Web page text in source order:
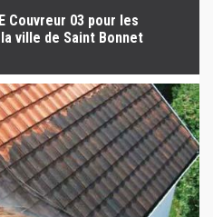
Couvreur 03 pour les
ville de Saint Bonnet